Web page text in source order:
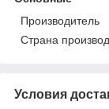
Производитель
Страна
Условия